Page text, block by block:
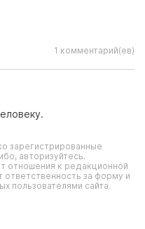
1 комментарий(ев)
зарегистрированные
авторизуйтесь.
отношения к редакционной
ответственность за форму и
пользователями сайта.